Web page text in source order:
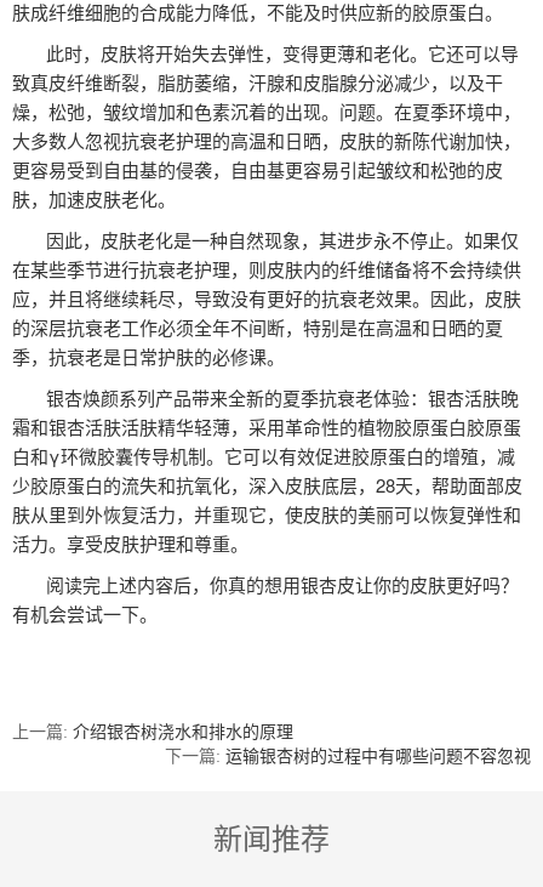
肤成纤维细胞的合成能力降低，不能及时供应新的胶原蛋白。
此时，皮肤将开始失去弹性，变得更薄和老化。它还可以导
致真皮纤维断裂，脂肪萎缩，汗腺和皮脂腺分泌减少，以及干
燥，松弛，皱纹增加和色素沉着的出现。问题。在夏季环境中，
大多数人忽视抗衰老护理的高温和日晒，皮肤的新陈代谢加快，
更容易受到自由基的侵袭，自由基更容易引起皱纹和松弛的皮
肤，加速皮肤老化。
因此，皮肤老化是一种自然现象，其进步永不停止。如果仅
在某些季节进行抗衰老护理，则皮肤内的纤维储备将不会持续供
应，并且将继续耗尽，导致没有更好的抗衰老效果。因此，皮肤
的深层抗衰老工作必须全年不间断，特别是在高温和日晒的夏
季，抗衰老是日常护肤的必修课。
银杏焕颜系列产品带来全新的夏季抗衰老体验：银杏活肤晚
霜和银杏活肤活肤精华轻薄，采用革命性的植物胶原蛋白胶原蛋
白和γ环微胶囊传导机制。它可以有效促进胶原蛋白的增殖，减
少胶原蛋白的流失和抗氧化，深入皮肤底层，28天，帮助面部皮
肤从里到外恢复活力，并重现它，使皮肤的美丽可以恢复弹性和
活力。享受皮肤护理和尊重。
阅读完上述内容后，你真的想用银杏皮让你的皮肤更好吗？
有机会尝试一下。
上一篇: 介绍银杏树浇水和排水的原理
下一篇: 运输银杏树的过程中有哪些问题不容忽视
新闻推荐